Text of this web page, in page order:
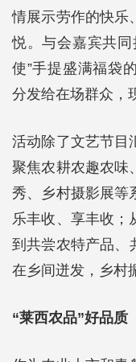
情展示劳作的快乐
悦。与会嘉宾共
使”手提盛满福袋
分发给在场群众，
活动除了文艺节目
聚焦农耕农趣农味
秀、乡村摄影展等
乐丰收、享丰收；
到共尝农特产品
在乡间迸发，乡村
“莱西农品”好品质